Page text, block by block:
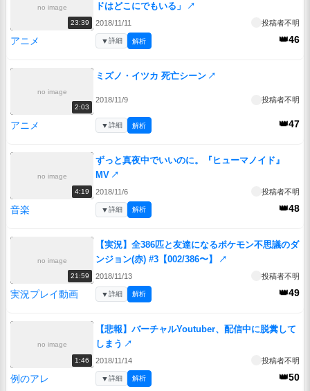
no image
23:39
ドはどこにでもいる」
↗
2018/11/11 投稿者不明
アニメ 👑46
▼詳細 解析
no image
2:03
ミズノ・イツカ 死亡シーン ↗
2018/11/9 投稿者不明
アニメ 👑47
▼詳細 解析
no image
4:19
ずっと真夜中でいいのに。『ヒューマノイド』
MV ↗
2018/11/6 投稿者不明
音楽 👑48
▼詳細 解析
no image
21:59
【実況】全386匹と友達になるポケモン不思議のダ
ンジョン(赤) #3【002/386〜】
↗
2018/11/13 投稿者不明
実況プレイ動画 👑49
▼詳細 解析
no image
1:46
【悲報】バーチャルYoutuber、配信中に脱糞して
しまう ↗
2018/11/14 投稿者不明
例のアレ 👑50
▼詳細 解析